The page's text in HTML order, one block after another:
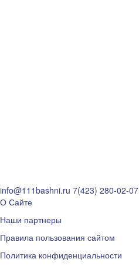
info@111bashni.ru 7(423) 280-02-07
О Сайте
Наши партнеры
Правила пользования сайтом
Политика конфиденциальности